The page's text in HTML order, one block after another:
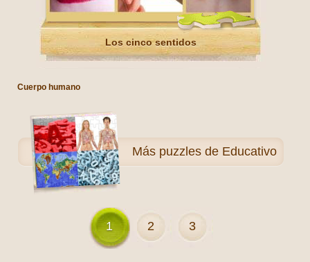
Los cinco sentidos
Cuerpo humano
Más puzzles de Educativo
1 2 3